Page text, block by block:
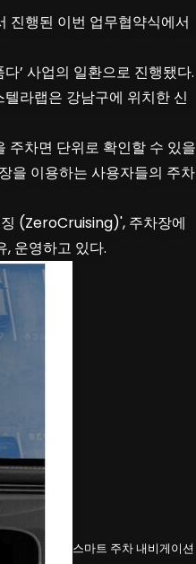
진행된 이번 업무협약식에서
’ 사업의 일환으로 진행됐다.
라랩은 강남구에 위치한 신
주차면 단위로 확인할 수 있을
을 이용하는 사용자들의 주차
(ZeroCruising)', 주차장에
운영하고 있다.
스마트 주차 내비게이션